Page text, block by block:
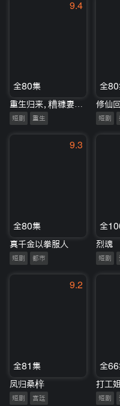
9.4
全80集
重生归来，糟糠妻竟是真团宠
短剧 重生
全80
短剧
9.3
全80集
真千金以拳服人
短剧 都市
全
烈魂
短剧
9.2
全81集
凤归桑梓
短剧 宫廷
全66
打工
短剧